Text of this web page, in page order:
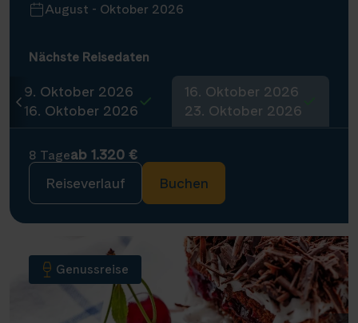
August - Oktober 2026
Nächste Reisedaten
9. Oktober 2026
16. Oktober 2026
16. Oktober 2026
23. Oktober 2026
8 Tageab 1.320 €
Reiseverlauf
Buchen
Genussreise